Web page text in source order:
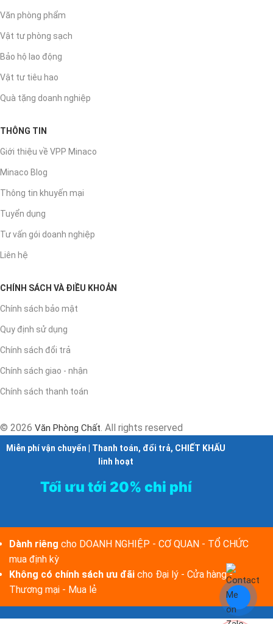
Văn phòng phẩm
Vật tư phòng sạch
Bảo hộ lao động
Vật tư tiêu hao
Quà tặng doanh nghiệp
THÔNG TIN
Giới thiệu về VPP Minaco
Minaco Blog
Thông tin khuyến mại
Tuyển dụng
Tư vấn gói doanh nghiệp
Liên hệ
CHÍNH SÁCH VÀ ĐIỀU KHOẢN
Chính sách bảo mật
Quy định sử dụng
Chính sách đổi trả
Chính sách giao - nhận
Chính sách thanh toán
© 2026 Văn Phòng Chất. All rights reserved
Miễn phí vận chuyển | Thanh toán, đổi trả, CHIẾT KHẤU
linh hoạt
Tối ưu tới 20% chi phí
Dành riêng cho DOANH NGHIỆP - CƠ QUAN - TỔ CHỨC
mua định kỳ
Không có chính sách ưu đãi cho Đại lý - Cửa hàng -
Thương mại - Mua lẻ